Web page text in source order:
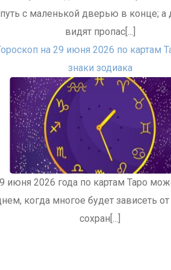
путь с маленькой дверью в конце; а
видят пропас[...]
на 29 июня 2026 по картам
знаки зодиака
июня 2026 года по картам Таро
когда многое будет зависеть
сохран[...]